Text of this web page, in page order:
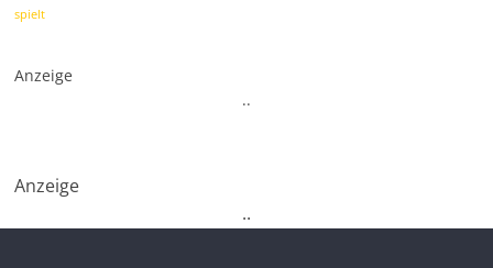
spielt
Anzeige
..
Anzeige
..